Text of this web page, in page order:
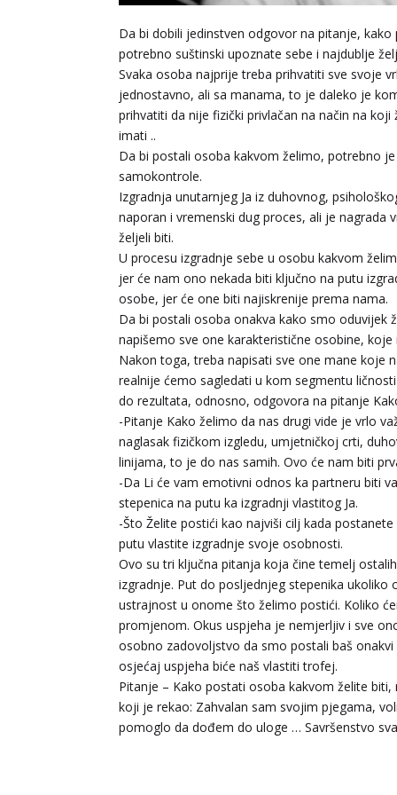
Da bi dobili jedinstven odgovor na pitanje,
potrebno suštinski upoznate sebe i najdublje
Svaka osoba najprije treba prihvatiti sve svoje
jednostavno, ali sa manama, to je daleko je
prihvatiti da nije fizički privlačan na način na
imati ..
Da bi postali osoba kakvom želimo, potrebno
samokontrole.
Izgradnja unutarnjeg Ja iz duhovnog,
naporan i vremenski dug proces, ali je
željeli biti.
U procesu izgradnje sebe u osobu kakvom
jer će nam ono nekada biti ključno na putu
osobe, jer će one biti najiskrenije prema nama.
Da bi postali osoba onakva kako smo oduvijek
napišemo sve one karakteristične osobine,
Nakon toga, treba napisati sve one mane koje
realnije ćemo sagledati u kom segmentu
do rezultata, odnosno, odgovora na pitanje
-Pitanje Kako želimo da nas drugi vide je vrlo
naglasak fizičkom izgledu, umjetničkoj crti,
linijama, to je do nas samih. Ovo će nam biti
-Da Li će vam emotivni odnos ka partneru biti
stepenica na putu ka izgradnji vlastitog Ja.
-Što Želite postići kao najviši cilj kada
putu vlastite izgradnje svoje osobnosti.
Ovo su tri ključna pitanja koja čine temelj
izgradnje. Put do posljednjeg stepenika
ustrajnost u onome što želimo postići. Koliko
promjenom. Okus uspjeha je nemjerljiv i sve
osobno zadovoljstvo da smo postali baš
osjećaj uspjeha biće naš vlastiti trofej.
Pitanje – Kako postati osoba kakvom želite
koji je rekao: Zahvalan sam svojim pjegama,
pomoglo da dođem do uloge … Savršenstvo